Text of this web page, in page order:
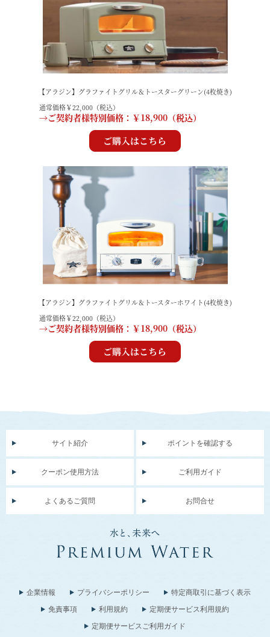
【アラジン】グラファイトグリル＆トースターグリーン(4枚焼き)
通常価格￥22,000（税込）
→ご契約者様特別価格：￥18,900（税込）
【アラジン】グラファイトグリル＆トースターホワイト(4枚焼き)
通常価格￥22,000（税込）
→ご契約者様特別価格：￥18,900（税込）
サイト紹介 ポイントを確認する
クーポン使用方法 ご利用ガイド
よくあるご質問 お問合せ
企業情報 プライバシーポリシー
特定商取引に基づく表示
免責事項
利用規約
定期便サービス利用規約
定期便サービスご利用ガイド